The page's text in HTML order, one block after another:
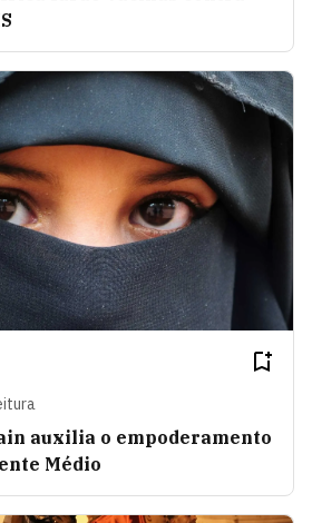
auxilia o empoderamento
Médio